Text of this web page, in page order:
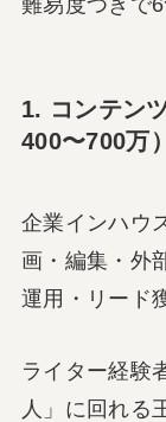
1. コンテン
400〜700万）
企業インハウ
画・編集・外
運用・リード
ライター経験
人」に回れる